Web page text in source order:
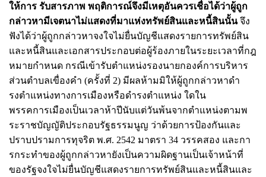
ให้การ รับสารภาพ พฤติการณ์จึงมีเหตุอันควรเชื่อได้ว่าผู้ถูก
กล่าวหามีเจตนาไม่แสดงที่มาแห่งทรัพย์สินและหนี้สินนั้นจึง
ฟังได้ว่าผู้ถูกกล่าวหาจงใจไม่ยื่นบัญชีแสดงรายการทรัพย์สิน
และหนี้สินและเอกสารประกอบต่อผู้ร้องภายในระยะเวลาที่กฎ
หมายกําหนด กรณีเข้ารับตําแหน่งรองนายกองค์การบริหาร
ส่วนตําบลเขื่องคํา (ครั้งที่ 2) มีผลห้ามมิให้ผู้ถูกกล่าวหาดํา
รงตําแหน่งทางการเมืองหรือดํารงตําแหน่ง ใดใน
พรรคการเมืองเป็นเวลาห้าปีนับแต่วันพ้นจากตําแหน่งตามพ
ระราชบัญญัติประกอบรัฐธรรมนูญ ว่าด้วยการป้องกันและ
ปราบปรามการทุจริต พ.ศ. 2542 มาตรา 34 วรรคสอง และกา
รกระทําของผู้ถูกกล่าวหายังเป็นความผิดฐานเป็นเจ้าหน้าที่
ของรัฐจงใจไม่ยื่นบัญชีแสดงรายการทรัพย์สินและหนี้สินและ